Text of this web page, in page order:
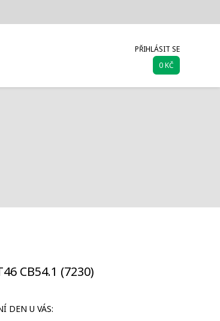
PŘIHLÁSIT SE
0 KČ
CB54.1 (7230)
DEN U VÁS: